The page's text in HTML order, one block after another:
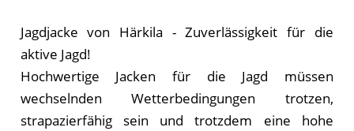
Jagdjacke von Härkila - Zuverlässigkeit für die
aktive Jagd!
Hochwertige Jacken für die Jagd müssen
wechselnden Wetterbedingungen trotzen,
strapazierfähig sein und trotzdem eine hohe